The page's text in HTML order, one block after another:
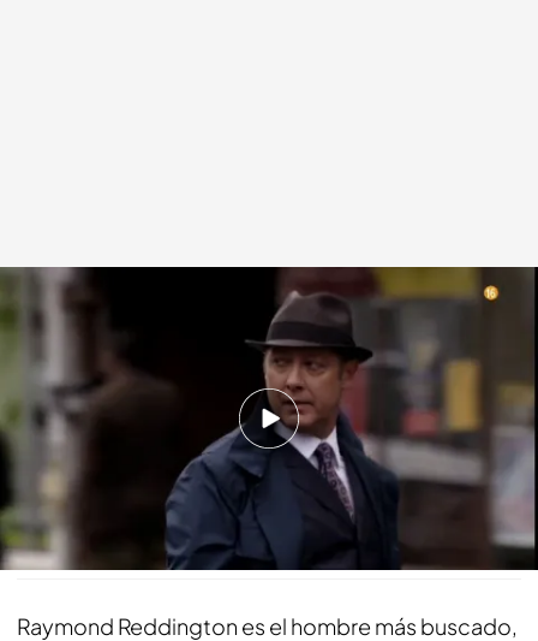
The Blacklist
09 OCT 2020 - 17:40h.
Raymond Reddington, muy pronto en
Compartir
Raymond Reddington es el hombre más buscado,